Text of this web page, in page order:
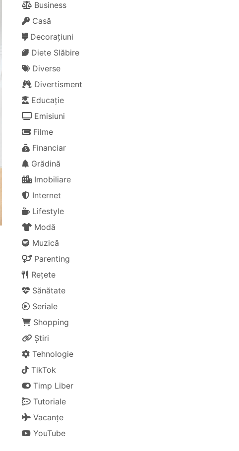
Business
Casă
Decorațiuni
Diete Slăbire
Diverse
Divertisment
Educație
Emisiuni
Filme
Financiar
Grădină
Imobiliare
Internet
Lifestyle
Modă
Muzică
Parenting
Rețete
Sănătate
Seriale
Shopping
Știri
Tehnologie
TikTok
Timp Liber
Tutoriale
Vacanțe
YouTube